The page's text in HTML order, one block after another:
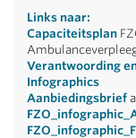
Links naar:
Capaciteitsplan
Verantwoording
Infographics
Aanbiedingsbrief